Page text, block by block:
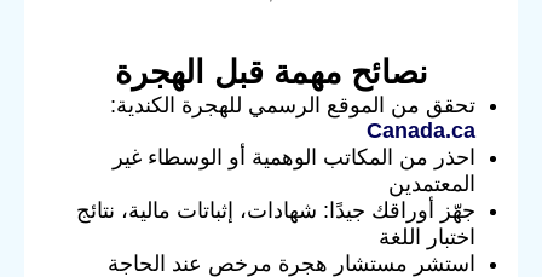
نصائح مهمة قبل الهجرة
تحقق من الموقع الرسمي للهجرة الكندية:
Canada.ca
احذر من المكاتب الوهمية أو الوسطاء غير
المعتمدين
جهّز أوراقك جيدًا: شهادات، إثباتات مالية، نتائج
اختبار اللغة
استشر مستشار هجرة مرخص عند الحاجة